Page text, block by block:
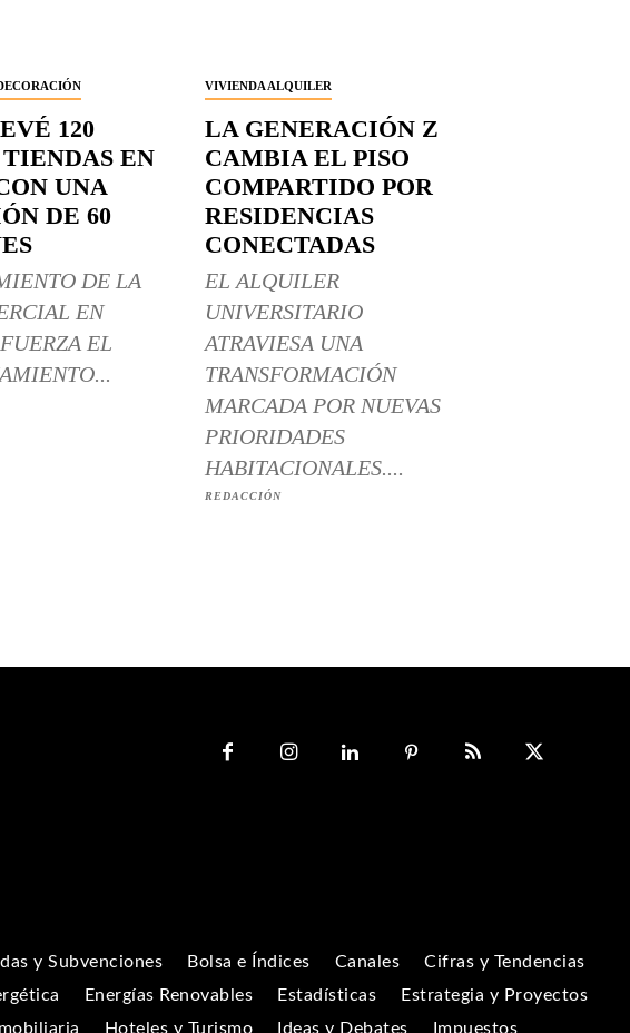
120
EN
UNA
DE 60
DE LA
EN
EL
VIVIENDA ALQUILER
LA GENERACIÓN Z
CAMBIA EL PISO
COMPARTIDO POR
RESIDENCIAS
CONECTADAS
EL ALQUILER
UNIVERSITARIO
ATRAVIESA UNA
TRANSFORMACIÓN
MARCADA POR NUEVAS
PRIORIDADES
HABITACIONALES....
REDACCIÓN
y Subvenciones Bolsa e Índices Canales
Cifras y Tendencias
Energías Renovables Estadísticas
Estrategia y Proyectos
Hoteles y Turismo Ideas y Debates Impuestos